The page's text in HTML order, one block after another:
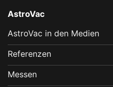
AstroVac
AstroVac in den Medien
Referenzen
Messen